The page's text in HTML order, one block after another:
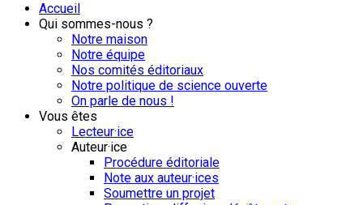
Accueil
Qui sommes-nous ?
Notre maison
Notre équipe
Nos comités éditoriaux
Notre politique de science ouverte
On parle de nous !
Vous êtes
Lecteur·ice
Auteur·ice
Procédure éditoriale
Note aux auteur·ices
Soumettre un projet